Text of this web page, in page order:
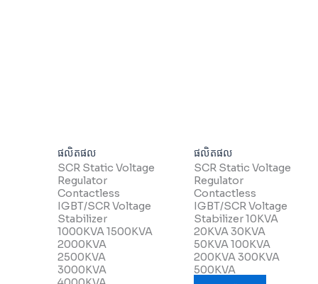
ផលិតផល
SCR Static Voltage
Regulator
Contactless
IGBT/SCR Voltage
Stabilizer
1000KVA 1500KVA
2000KVA
2500KVA
3000KVA
ផលិតផល
SCR Static Voltage
Regulator
Contactless
IGBT/SCR Voltage
Stabilizer 10KVA
20KVA 30KVA
50KVA 100KVA
200KVA 300KVA
500KVA